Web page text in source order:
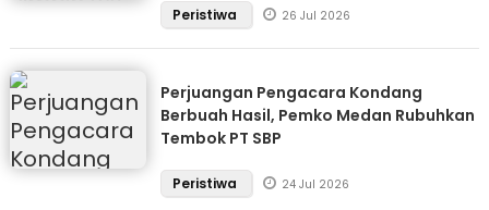
Peristiwa 26 Jul 2026
Perjuangan Pengacara Kondang
Berbuah Hasil, Pemko Medan Rubuhkan
Tembok PT SBP
Peristiwa 24 Jul 2026